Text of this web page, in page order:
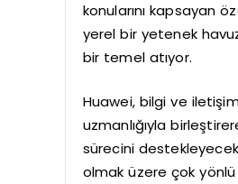
konularını kapsayan
yerel bir yetenek
bir temel atıyor.
Huawei, bilgi ve
uzmanlığıyla
sürecini
olmak üzere çok